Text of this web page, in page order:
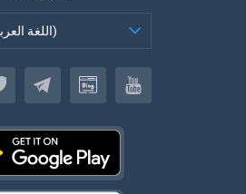
(اللغة العربية)
(اللغة العربية)